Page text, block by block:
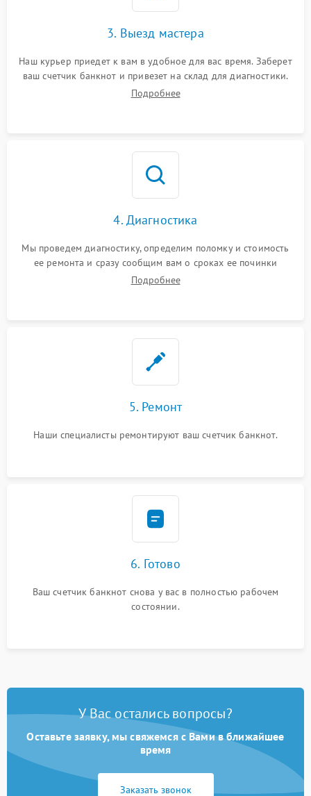
3. Выезд мастера
Наш курьер приедет к вам в удобное для вас время. Заберет
ваш счетчик банкнот и привезет на склад для диагностики.
Подробнее
4. Диагностика
Мы проведем диагностику, определим поломку и стоимость
ее ремонта и сразу сообщим вам о сроках ее починки
Подробнее
5. Ремонт
Наши специалисты ремонтируют ваш счетчик банкнот.
6. Готово
Ваш счетчик банкнот снова у вас в полностью рабочем
состоянии.
У Вас остались вопросы?
Оставьте заявку, мы свяжемся с Вами в ближайшее
время
Заказать звонок